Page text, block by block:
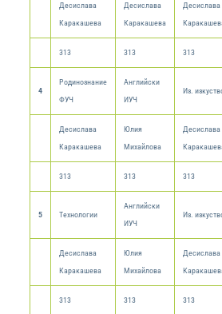
Десислава
Каракашева
Десислава
Каракашева
Десислава
313 313 313
4
Родинознание
ФУЧ
Английски
ИУЧ
Из.
Десислава
Каракашева
Юлия
Михайлова
Десислава
313 313 313
5 Технологии
Английски
ИУЧ
Из.
Десислава
Каракашева
Юлия
Михайлова
Десислава
313 313 313